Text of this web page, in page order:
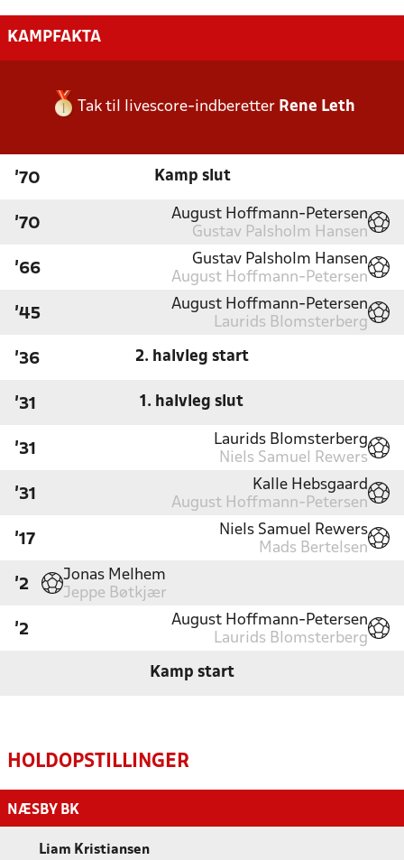
KAMPFAKTA
Tak til livescore-indberetter Rene Leth
'70 Kamp slut
'70
August Hoffmann-Petersen
Gustav Palsholm Hansen
'66
Gustav Palsholm Hansen
August Hoffmann-Petersen
'45
August Hoffmann-Petersen
Laurids Blomsterberg
'36 2. halvleg start
'31 1. halvleg slut
'31
Laurids Blomsterberg
Niels Samuel Rewers
'31
Kalle Hebsgaard
August Hoffmann-Petersen
'17
Niels Samuel Rewers
Mads Bertelsen
'2
Jonas Melhem
Jeppe Bøtkjær
'2
August Hoffmann-Petersen
Laurids Blomsterberg
Kamp start
HOLDOPSTILLINGER
NÆSBY BK
Liam Kristiansen